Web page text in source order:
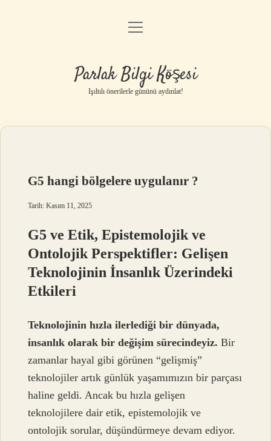
Anasayfa
Yasal Uyarı
menüyü
Parlak Bilgi Köşesi
Işıltılı önerilerle gününü aydınlat!
G5 hangi bölgelere uygulanır ?
Tarih: Kasım 11, 2025
G5 ve Etik, Epistemolojik ve
Ontolojik Perspektifler: Gelişen
Teknolojinin İnsanlık Üzerindeki
Etkileri
Teknolojinin hızla ilerlediği bir dünyada,
insanlık olarak bir değişim sürecindeyiz.Bir
zamanlar hayal gibi görünen “gelişmiş”
teknolojiler artık günlük yaşamımızın bir parçası
haline geldi. Ancak bu hızla gelişen
teknolojilere dair etik, epistemolojik ve
ontolojik sorular, düşündürmeye devam ediyor.